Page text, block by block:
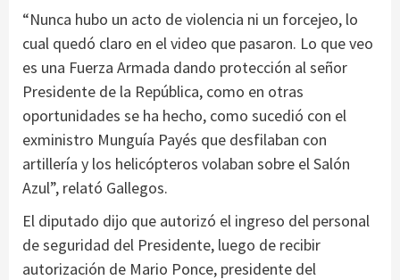
“Nunca hubo un acto de violencia ni un forcejeo, lo
cual quedó claro en el video que pasaron. Lo que veo
es una Fuerza Armada dando protección al señor
Presidente de la República, como en otras
oportunidades se ha hecho, como sucedió con el
exministro Munguía Payés que desfilaban con
artillería y los helicópteros volaban sobre el Salón
Azul”, relató Gallegos.
El diputado dijo que autorizó el ingreso del personal
de seguridad del Presidente, luego de recibir
autorización de Mario Ponce, presidente del